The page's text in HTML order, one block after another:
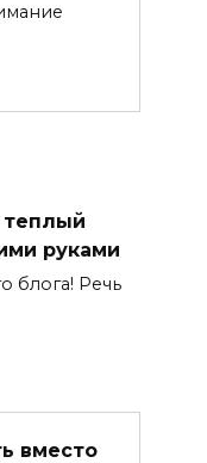
теплый
руками
блога! Речь
вместо